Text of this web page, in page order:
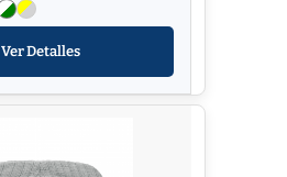
Ver Detalles